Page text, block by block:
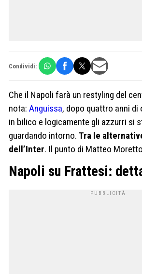
Condividi:
Che il Napoli farà un restyling del
nota: Anguissa, dopo quattro anni di
in bilico e logicamente gli azzurri si
guardando intorno. Tra le
dell’Inter. Il punto di Matteo
Napoli su Frattesi: